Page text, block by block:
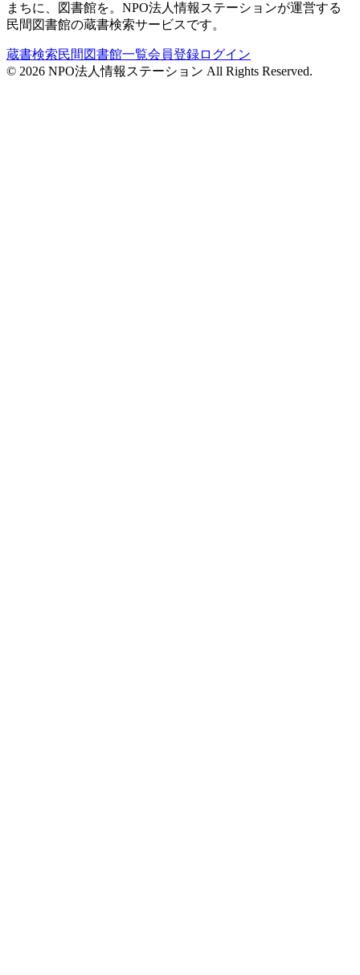
まちに、図書館を。NPO法人情報ステーションが運営する
民間図書館の蔵書検索サービスです。
蔵書検索民間図書館一覧会員登録ログイン
© 2026 NPO法人情報ステーション All Rights Reserved.